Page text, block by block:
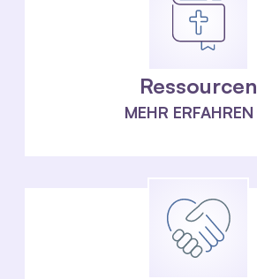
Ressourcen
MEHR ERFAHREN